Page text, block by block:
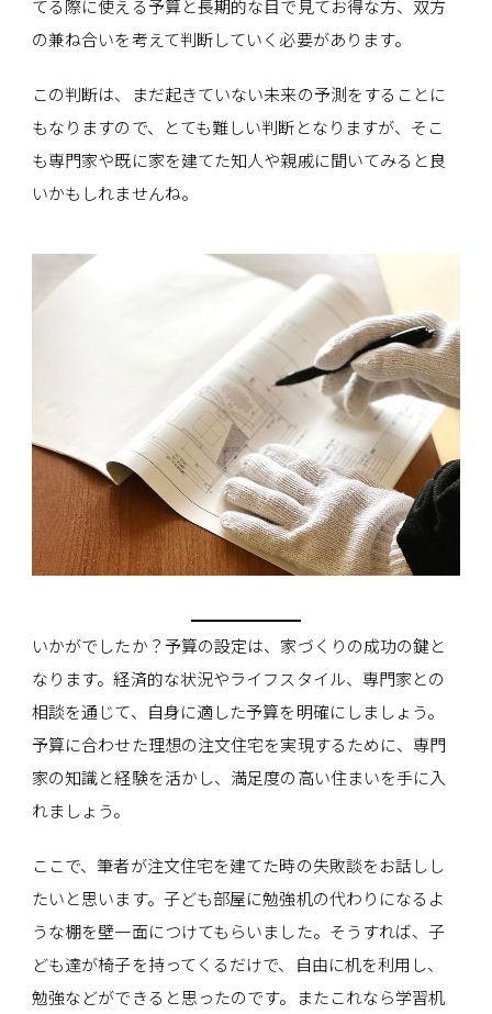
てる際に使える予算と長期的な目で見てお得な方、双方
の兼ね合いを考えて判断していく必要があります。
この判断は、まだ起きていない未来の予測をすることに
もなりますので、とても難しい判断となりますが、そこ
も専門家や既に家を建てた知人や親戚に聞いてみると良
いかもしれませんね。
いかがでしたか？予算の設定は、家づくりの成功の鍵と
なります。経済的な状況やライフスタイル、専門家との
相談を通じて、自身に適した予算を明確にしましょう。
予算に合わせた理想の注文住宅を実現するために、専門
家の知識と経験を活かし、満足度の高い住まいを手に入
れましょう。
ここで、筆者が注文住宅を建てた時の失敗談をお話しし
たいと思います。子ども部屋に勉強机の代わりになるよ
うな棚を壁一面につけてもらいました。そうすれば、子
ども達が椅子を持ってくるだけで、自由に机を利用し、
勉強などができると思ったのです。またこれなら学習机